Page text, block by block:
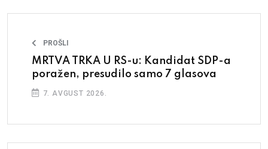
PROŠLI
MRTVA TRKA U RS-u: Kandidat SDP-a
poražen, presudilo samo 7 glasova
7. AVGUST 2026.